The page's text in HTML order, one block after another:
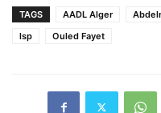
TAGS AADL Alger
lsp
Ouled Fayet